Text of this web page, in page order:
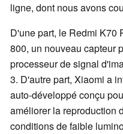
ligne, dont nous avons
D'une part, le Redmi K70
800, un nouveau capteur
processeur de signal
3. D'autre part, Xiaomi a
auto-développé conçu
améliorer la reproduction
conditions de faible